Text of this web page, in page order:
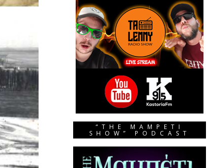
“THE MAMPETI
SHOW” PODCAST